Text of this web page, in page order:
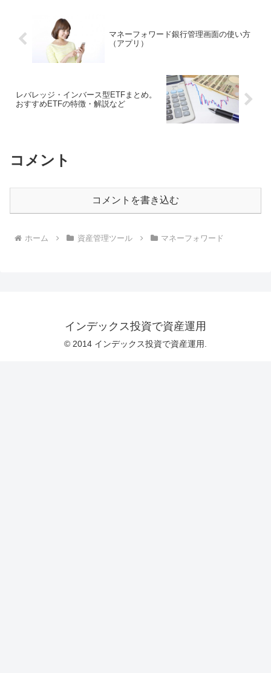
マネーフォワード銀行管理画面の使い方
（アプリ）
レバレッジ・インバース型ETFまとめ。
おすすめETFの特徴・解説など
コメント
コメントを書き込む
ホーム 資産管理ツール マネーフォワード
インデックス投資で資産運用
© 2014 インデックス投資で資産運用.